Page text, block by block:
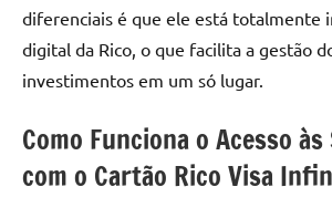
diferenciais é que ele está totalmente
digital da Rico, o que facilita a gestão
investimentos em um só lugar.
Como Funciona o Acesso às
com o Cartão Rico Visa